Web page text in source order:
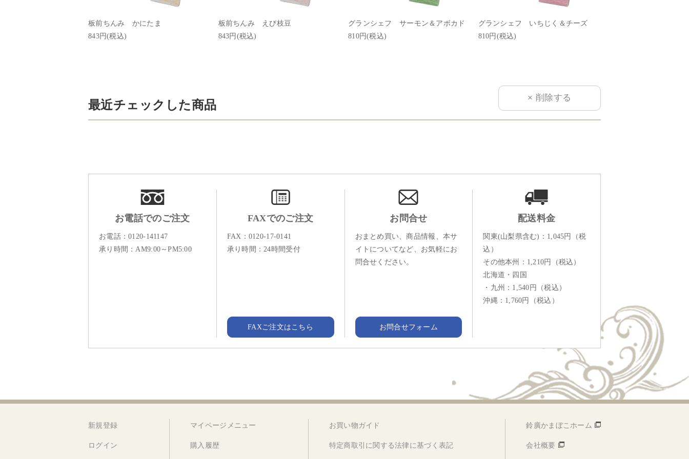
板前ちんみ かにたま
843円(税込)
板前ちんみ えび枝豆
843円(税込)
グランシェフ サーモン＆アボカド
810円(税込)
グランシェフ いちじく＆チーズ
810円(税込)
最近チェックした商品
お電話でのご注文
お電話：0120-141147
承り時間：AM9:00～PM5:00
FAXでのご注文
FAX：0120-17-0141
承り時間：24時間受付
FAXご注文はこちら
お問合せ
おまとめ買い、商品情報、本サ
イトについてなど、お気軽にお
問合せください。
お問合せフォーム
配送料金
関東(山梨県含む)：1,045円（税
込）
その他本州：1,210円（税込）
北海道・四国
・九州：1,540円（税込）
沖縄：1,760円（税込）
新規登録
ログイン
マイページメニュー
購入履歴
お買い物ガイド
特定商取引に関する法律に基づく表記
鈴廣かまぼこホーム
会社概要